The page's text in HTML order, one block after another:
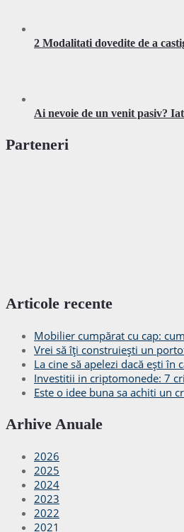
2 Modalitati dovedite de a
Ai nevoie de un venit pasiv?
Parteneri
Articole recente
Mobilier cumpărat cu cap:
Vrei să îți construiești un
La cine să apelezi dacă ești
Investitii in criptomonede: 7
Este o idee buna sa achiti un
Arhive Anuale
2026
2025
2024
2023
2022
2021